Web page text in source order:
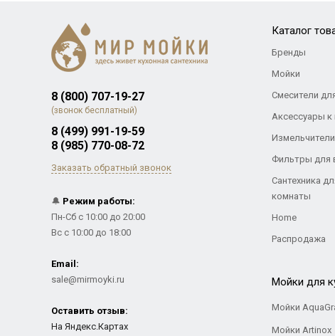
8 (800) 707-19-27
(звонок бесплатный)
8 (499) 991-19-59
8 (985) 770-08-72
Заказать обратный звонок
🔔 Режим работы:
Пн-Сб с 10:00 до 20:00
Вс с 10:00 до 18:00
Email:
sale@mirmoyki.ru
Оставить отзыв:
На Яндекс.Картах
Каталог
Бренды
Мойки
Смесители
Аксессуары к
Измельчители
Фильтры для
Сантехника
комнаты
Home
Распродажа
Мойки для
Мойки
Мойки Artinox